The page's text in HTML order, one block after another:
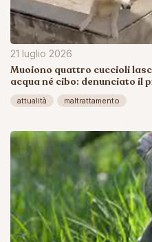
21 luglio 2026
Muoiono quattro cuccioli
acqua né cibo: denunciato il
attualità maltrattamento